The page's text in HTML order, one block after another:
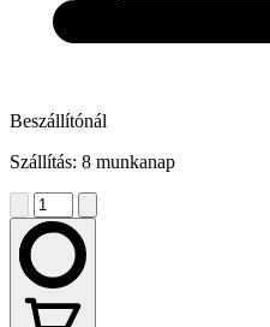
Beszállítónál
Szállítás: 8 munkanap